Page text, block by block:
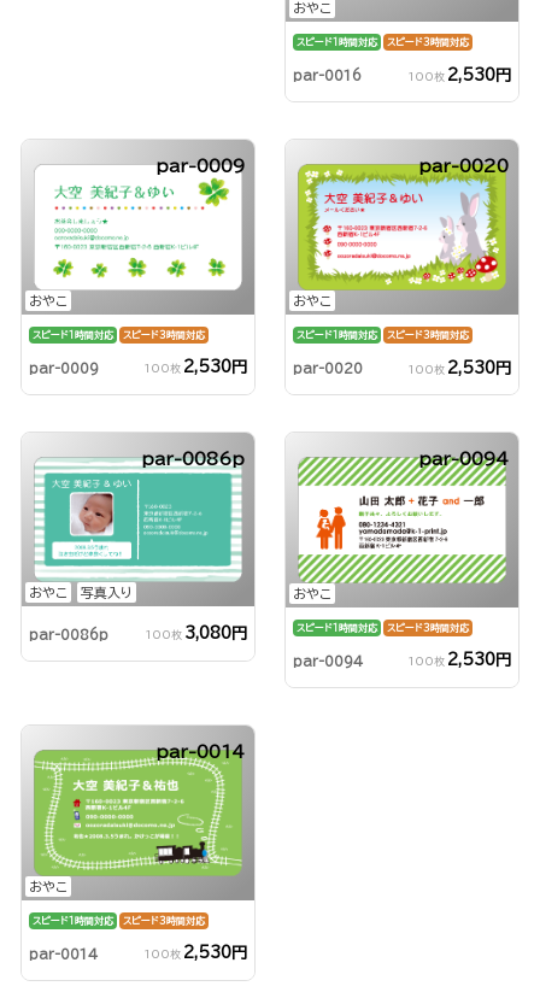
おやこ
スピード1時間対応 スピード3時間対応
par-0016 100枚 2,530円
おやこ
par-0009
スピード1時間対応 スピード3時間対応
par-0009 100枚 2,530円
おやこ
par-0020
スピード1時間対応 スピード3時間対応
par-0020 100枚 2,530円
おやこ 写真入り
par-0086p
par-0086p 100枚 3,080円
おやこ
par-0094
スピード1時間対応 スピード3時間対応
par-0094 100枚 2,530円
おやこ
par-0014
スピード1時間対応 スピード3時間対応
par-0014 100枚 2,530円